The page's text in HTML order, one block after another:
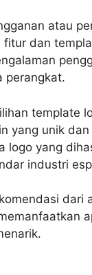
atau
fitur dan
perangkat.
template
yang unik
logo yang
industri
dari